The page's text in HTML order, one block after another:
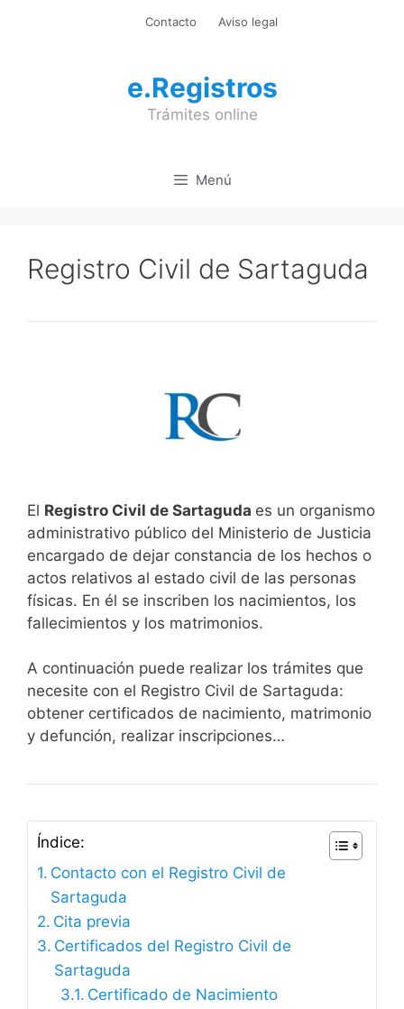
Contacto Aviso legal
e.Registros
Trámites online
Menú
Registro Civil de Sartaguda
El Registro Civil de Sartaguda es un organismo
administrativo público del Ministerio de Justicia
encargado de dejar constancia de los hechos o
actos relativos al estado civil de las personas
físicas. En él se inscriben los nacimientos, los
fallecimientos y los matrimonios.
A continuación puede realizar los trámites que
necesite con el Registro Civil de Sartaguda:
obtener certificados de nacimiento, matrimonio
y defunción, realizar inscripciones…
Índice:
Contacto con el Registro Civil de
Sartaguda
Cita previa
Certificados del Registro Civil de
Sartaguda
Certificado de Nacimiento